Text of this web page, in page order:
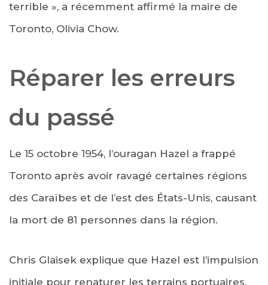
terrible », a récemment affirmé la maire de
Toronto, Olivia Chow.
Réparer les erreurs
du passé
Le 15 octobre 1954, l’ouragan Hazel a frappé
Toronto après avoir ravagé certaines régions
des Caraïbes et de l’est des États-Unis, causant
la mort de 81 personnes dans la région.
Chris Glaisek explique que Hazel est l’impulsion
initiale pour renaturer les terrains portuaires.